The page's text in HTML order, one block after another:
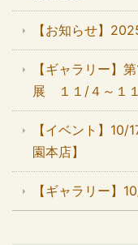
【お知らせ】
【ギャラリー】
展 １１/４～１
【イベント】
園本店】
【ギャラリー】